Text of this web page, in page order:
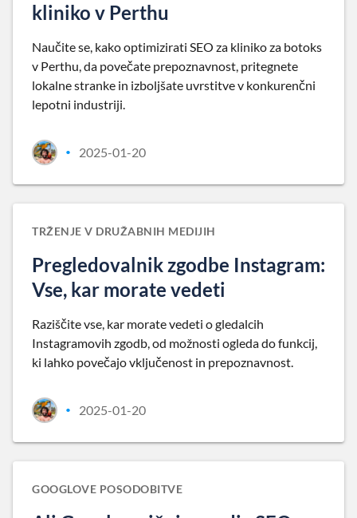
kliniko v Perthu
Naučite se, kako optimizirati SEO za kliniko za botoks
v Perthu, da povečate prepoznavnost, pritegnete
lokalne stranke in izboljšate uvrstitve v konkurenčni
lepotni industriji.
• 2025-01-20
TRŽENJE V DRUŽABNIH MEDIJIH
Pregledovalnik zgodbe Instagram:
Vse, kar morate vedeti
Raziščite vse, kar morate vedeti o gledalcih
Instagramovih zgodb, od možnosti ogleda do funkcij,
ki lahko povečajo vključenost in prepoznavnost.
• 2025-01-20
GOOGLOVE POSODOBITVE